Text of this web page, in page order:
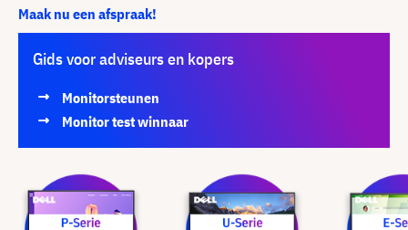
Maak nu een afspraak!
Gids voor adviseurs en kopers
Monitorsteunen
Monitor test winnaar